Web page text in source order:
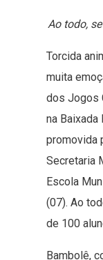
Ao todo,
Torcida
muita
dos Jogos
na Baixada
promovida
Secretaria
Escola
(07). Ao
de 100
Bambolê,